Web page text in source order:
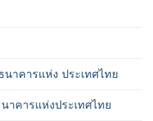
าคารแห่ง ประเทศไทย
าคารแห่งประเทศไทย